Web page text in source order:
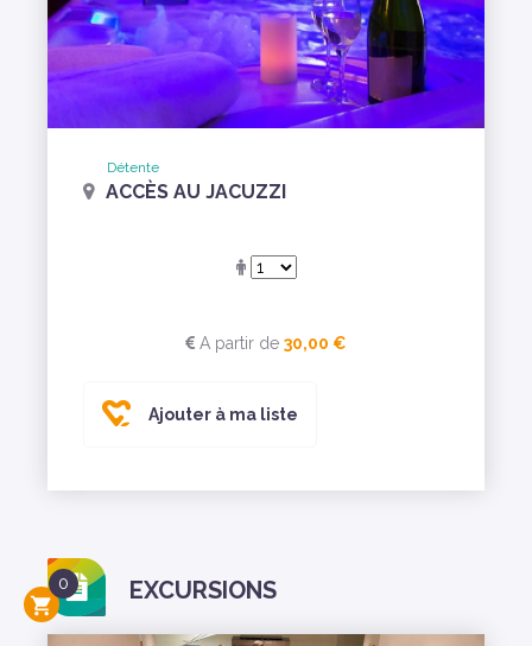
Détente
ACCÈS AU JACUZZI
A partir de 30,00 €
Ajouter à ma liste
EXCURSIONS

0